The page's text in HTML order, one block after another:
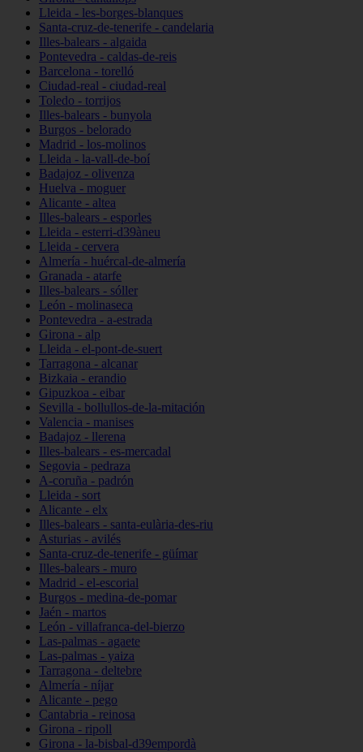
Lleida - les-borges-blanques
Santa-cruz-de-tenerife - candelaria
Illes-balears - algaida
Pontevedra - caldas-de-reis
Barcelona - torelló
Ciudad-real - ciudad-real
Toledo - torrijos
Illes-balears - bunyola
Burgos - belorado
Madrid - los-molinos
Lleida - la-vall-de-boí
Badajoz - olivenza
Huelva - moguer
Alicante - altea
Illes-balears - esporles
Lleida - esterri-d39àneu
Lleida - cervera
Almería - huércal-de-almería
Granada - atarfe
Illes-balears - sóller
León - molinaseca
Pontevedra - a-estrada
Girona - alp
Lleida - el-pont-de-suert
Tarragona - alcanar
Bizkaia - erandio
Gipuzkoa - eibar
Sevilla - bollullos-de-la-mitación
Valencia - manises
Badajoz - llerena
Illes-balears - es-mercadal
Segovia - pedraza
A-coruña - padrón
Lleida - sort
Alicante - elx
Illes-balears - santa-eulària-des-riu
Asturias - avilés
Santa-cruz-de-tenerife - güímar
Illes-balears - muro
Madrid - el-escorial
Burgos - medina-de-pomar
Jaén - martos
León - villafranca-del-bierzo
Las-palmas - agaete
Las-palmas - yaiza
Tarragona - deltebre
Almería - níjar
Alicante - pego
Cantabria - reinosa
Girona - ripoll
Girona - la-bisbal-d39empordà